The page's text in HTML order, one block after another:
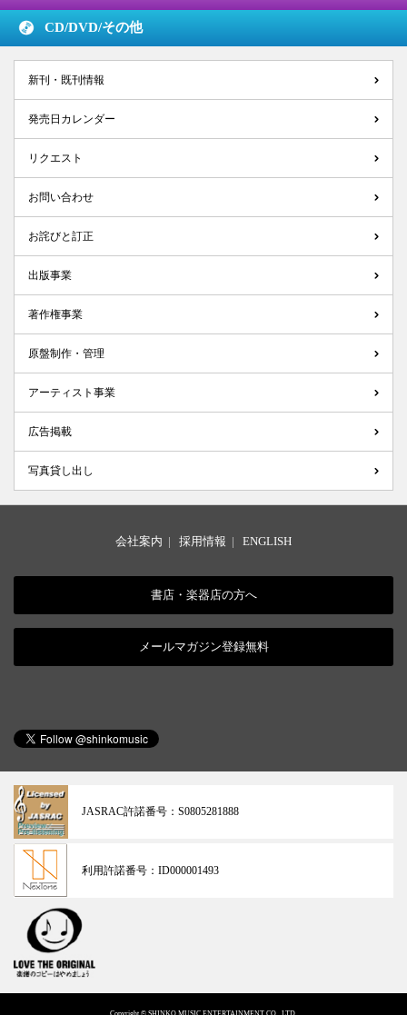
CD/DVD/その他
新刊・既刊情報
発売日カレンダー
リクエスト
お問い合わせ
お詫びと訂正
出版事業
著作権事業
原盤制作・管理
アーティスト事業
広告掲載
写真貸し出し
会社案内 | 採用情報 | ENGLISH
書店・楽器店の方へ
メールマガジン登録無料
JASRAC許諾番号： S0805281888
利用許諾番号： ID000001493